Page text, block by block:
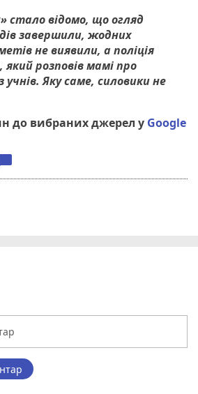
стало відомо, що огляд
завершили, жодних
не виявили, а поліція
який розповів мамі про
учнів. Яку саме, силовики не
до вибраних джерел у Google
chat_bubble